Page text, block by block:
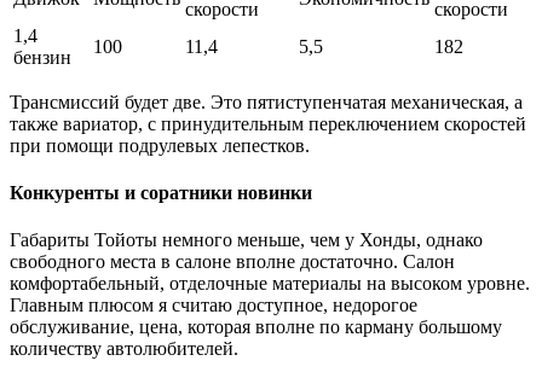
скорости
скорости
1,4
бензин
100 11,4 5,5 182
Трансмиссий будет две. Это пятиступенчатая механическая, а
также вариатор, с принудительным переключением скоростей
при помощи подрулевых лепестков.
Конкуренты и соратники новинки
Габариты Тойоты немного меньше, чем у Хонды, однако
свободного места в салоне вполне достаточно. Салон
комфортабельный, отделочные материалы на высоком уровне.
Главным плюсом я считаю доступное, недорогое
обслуживание, цена, которая вполне по карману большому
количеству автолюбителей.